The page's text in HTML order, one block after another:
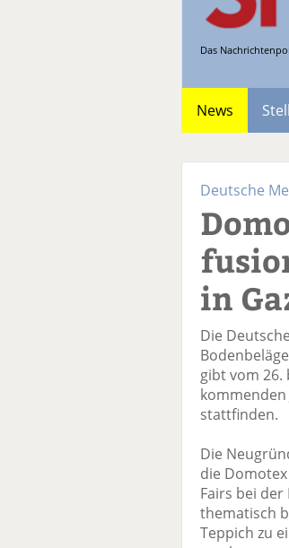
Das
News
Deutsche
in
Die
gibt vom 26.
stattfinden.
Die
die
Fairs bei
thematisch
Teppich zu